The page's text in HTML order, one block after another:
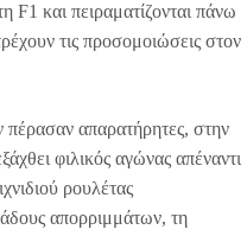
F1 και πειραματίζονται πάνω
τις προσομοιώσεις στον
πέρασαν απαρατήρητες, στην
φιλικός αγώνας απέναντι
ρουλέτας
απορριμμάτων, τη